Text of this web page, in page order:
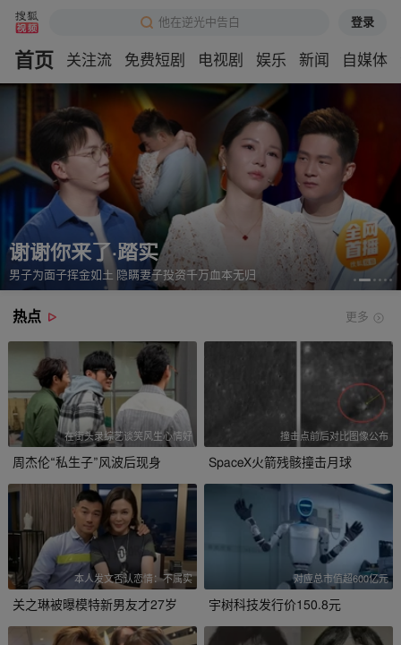
他在逆光中告白 登录
首页 关注流 免费短剧 电视剧 娱乐 新闻 自媒体
谢谢你来了·踏实
男子为面子挥金如土 隐瞒妻子投资千万血本无归
热点 更多
在街头录综艺谈笑风生心情好
周杰伦“私生子”风波后现身
撞击点前后对比图像公布
SpaceX火箭残骸撞击月球
本人发文否认恋情：不属实
关之琳被曝模特新男友才27岁
对应总市值超600亿元
宇树科技发行价150.8元